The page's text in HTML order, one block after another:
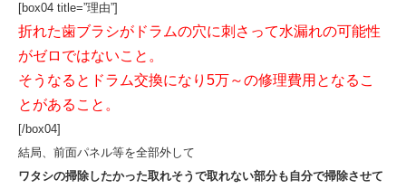
[box04 title=”理由”]
折れた歯ブラシがドラムの穴に刺さって水漏れの可能性
がゼロではないこと。
そうなるとドラム交換になり5万～の修理費用となるこ
とがあること。
[/box04]
結局、前面パネル等を全部外して
ワタシの掃除したかった取れそうで取れない部分も自分で掃除させて